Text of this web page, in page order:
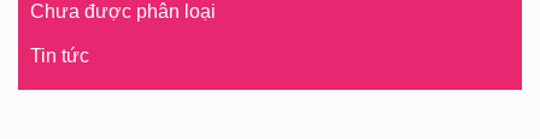
Chưa được phân loại
Tin tức